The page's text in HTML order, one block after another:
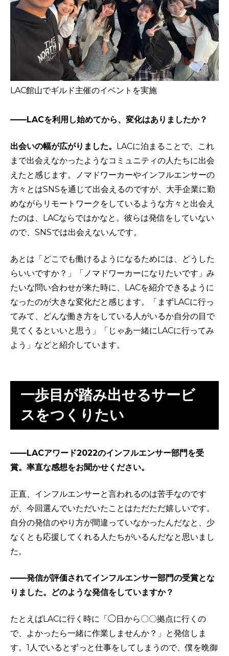
LAC館山でギルド主催のイベントを実施
——LACを利用し始めてから、変化はありましたか？
出会いの幅が広がりました。 LACに泊まることで、これ
まで出会えなかったようなコミュニティの人たちに出会
えたと感じます。ノマドワーカーやインフルエンサーの
方々とはSNSを通じて出会えるのですが、大手企業に勤
めながらリモートワークをしているような方々と出会え
たのは、LACならではかなと。彼らは発信をしていない
ので、SNSでは出会えないんです。
あとは「どこでも働けるようになるためには、どうした
らいいですか？」「ノマドワーカーになりたいです」み
たいな問い合わせが来た時に、LACを紹介できるように
なったのが大きな変化だと感じます。「まずLACに行っ
てみて、どんな働き方をしている人がいるか自分の目で
見てくるといいと思う」「じゃあ一緒にLACに行ってみ
よう」などと紹介しています。
一歩目が踏み出せるサービ
スをつくりたい
——LACアワード2022のインフルエンサー部門を受
賞。率直な感想をお聞かせください。
正直、インフルエンサーと言われるのは苦手なのです
が、今回選んでいただいたことはただただ嬉しいです。
自分の発信のやり方が間違っていなかったんだなと、少
なくとも応援してくれる人たちがいるんだなと思いまし
た。
——発信が評価されてインフルエンサー部門の受賞とな
りました。どのような発信をしていますか？
たとえばLACに行く時に「◯日から〇〇拠点に行くの
で、よかったら一緒に作業しませんか？」と発信しま
す。1人でいるとずっと仕事をしてしまうので、僕を晩御